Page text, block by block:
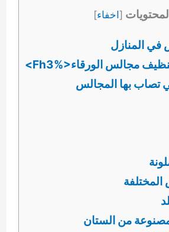
المحتويات [اخفاء]